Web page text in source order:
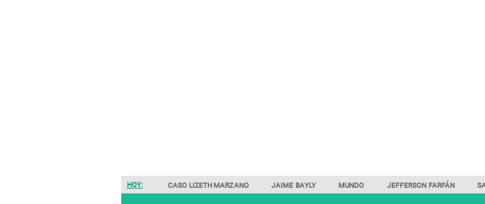
HOY: CASO LIZETH MARZANO JAIME BAYLY MUNDO JEFFERSON FARFÁN